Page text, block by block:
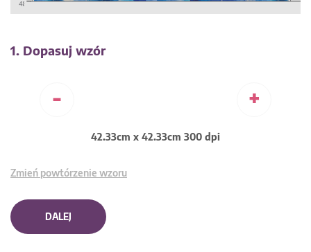
1. Dopasuj wzór
- +
42.33cm x 42.33cm 300 dpi
Zmień powtórzenie wzoru
DALEJ